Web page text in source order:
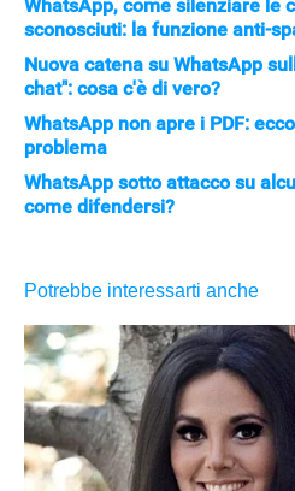
WhatsApp, come silenziare le
sconosciuti: la funzione anti-
Nuova catena su WhatsApp
chat": cosa c'è di vero?
WhatsApp non apre i PDF:
problema
WhatsApp sotto attacco su
come difendersi?